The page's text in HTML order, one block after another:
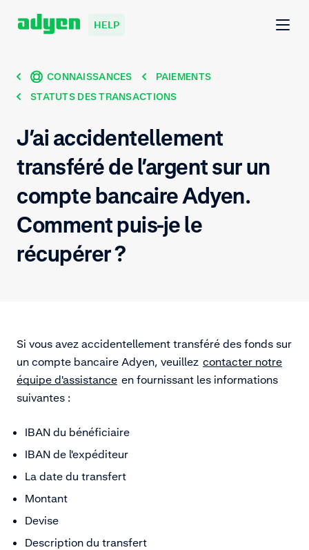
HELP
CONNAISSANCES
PAIEMENTS
STATUTS DES TRANSACTIONS
J’ai accidentellement
transféré de l’argent sur un
compte bancaire Adyen.
Comment puis-je le
récupérer ?
Si vous avez accidentellement transféré des fonds sur
un compte bancaire Adyen, veuillez contacter notre
équipe d'assistance en fournissant les informations
suivantes :
IBAN du bénéficiaire
IBAN de l'expéditeur
La date du transfert
Montant
Devise
Description du transfert